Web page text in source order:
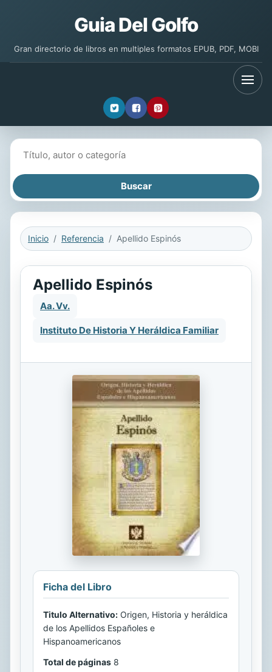
Guia Del Golfo
Gran directorio de libros en multiples formatos EPUB, PDF, MOBI
Inicio Referencia Apellido Espinós
Apellido Espinós
Aa. Vv.
Instituto De Historia Y Heráldica Familiar
Ficha del Libro
Titulo Alternativo: Origen, Historia y heráldica
de los Apellidos Españoles e
Hispanoamericanos
Total de páginas 8